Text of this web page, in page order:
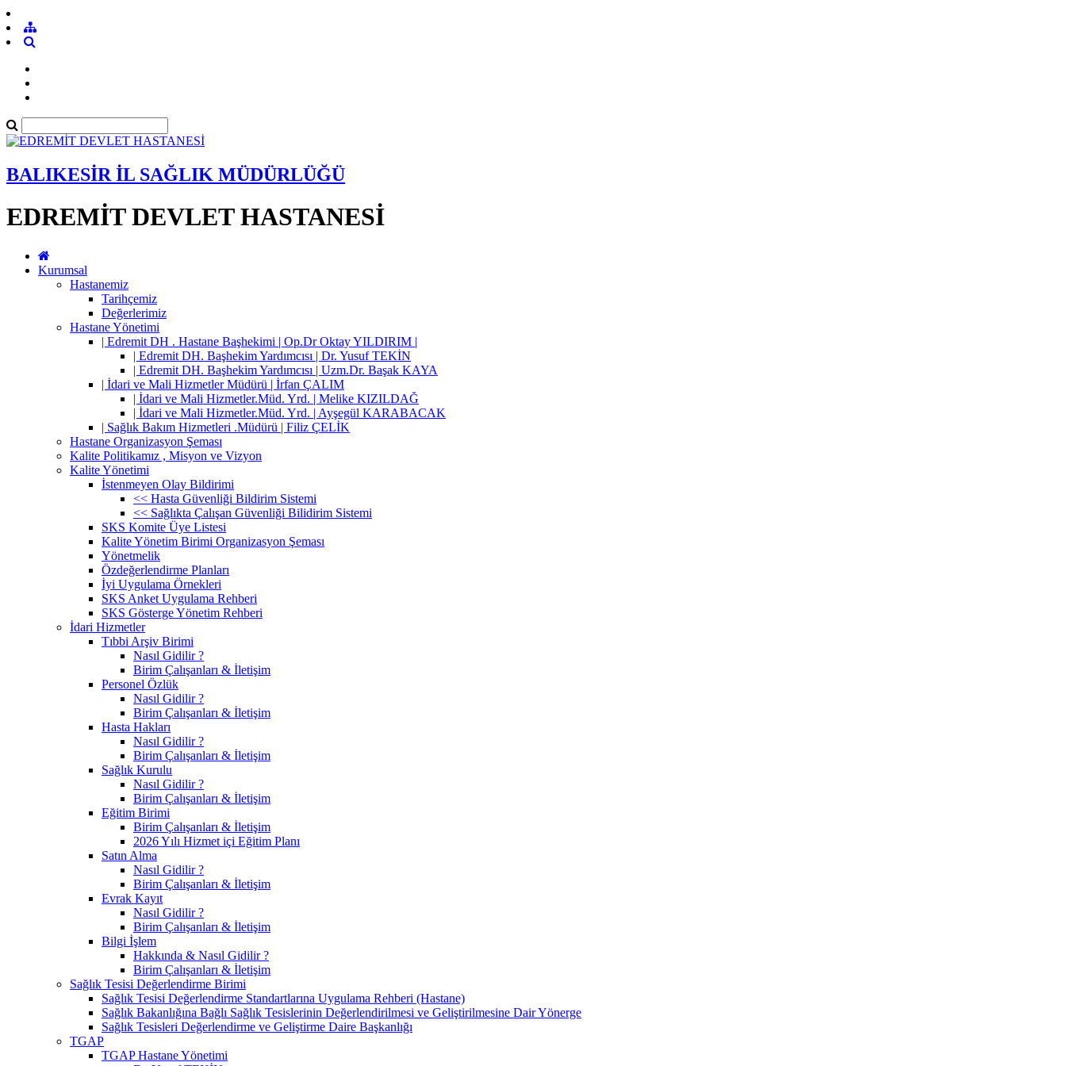
BALIKESİR İL SAĞLIK MÜDÜRLÜĞÜ
EDREMİT DEVLET HASTANESİ
Kurumsal
Hastanemiz
Tarihçemiz
Değerlerimiz
Hastane Yönetimi
| Edremit DH . Hastane Başhekimi | Op.Dr Oktay YILDIRIM |
| Edremit DH. Başhekim Yardımcısı | Dr. Yusuf TEKİN
| Edremit DH. Başhekim Yardımcısı | Uzm.Dr. Başak KAYA
| İdari ve Mali Hizmetler Müdürü | İrfan ÇALIM
| İdari ve Mali Hizmetler.Müd. Yrd. | Melike KIZILDAĞ
| İdari ve Mali Hizmetler.Müd. Yrd. | Ayşegül KARABACAK
| Sağlık Bakım Hizmetleri .Müdürü | Filiz ÇELİK
Hastane Organizasyon Şeması
Kalite Politikamız , Misyon ve Vizyon
Kalite Yönetimi
İstenmeyen Olay Bildirimi
<< Hasta Güvenliği Bildirim Sistemi
<< Sağlıkta Çalışan Güvenliği Bilidirim Sistemi
SKS Komite Üye Listesi
Kalite Yönetim Birimi Organizasyon Şeması
Yönetmelik
Özdeğerlendirme Planları
İyi Uygulama Örnekleri
SKS Anket Uygulama Rehberi
SKS Gösterge Yönetim Rehberi
İdari Hizmetler
Tıbbi Arşiv Birimi
Nasıl Gidilir ?
Birim Çalışanları & İletişim
Personel Özlük
Nasıl Gidilir ?
Birim Çalışanları & İletişim
Hasta Hakları
Nasıl Gidilir ?
Birim Çalışanları & İletişim
Sağlık Kurulu
Nasıl Gidilir ?
Birim Çalışanları & İletişim
Eğitim Birimi
Birim Çalışanları & İletişim
2026 Yılı Hizmet içi Eğitim Planı
Satın Alma
Nasıl Gidilir ?
Birim Çalışanları & İletişim
Evrak Kayıt
Nasıl Gidilir ?
Birim Çalışanları & İletişim
Bilgi İşlem
Hakkında & Nasıl Gidilir ?
Birim Çalışanları & İletişim
Sağlık Tesisi Değerlendirme Birimi
Sağlık Tesisi Değerlendirme Standartlarına Uygulama Rehberi (Hastane)
Sağlık Bakanlığına Bağlı Sağlık Tesislerinin Değerlendirilmesi ve Geliştirilmesine Dair Yönerge
Sağlık Tesisleri Değerlendirme ve Geliştirme Daire Başkanlığı
TGAP
TGAP Hastane Yönetimi